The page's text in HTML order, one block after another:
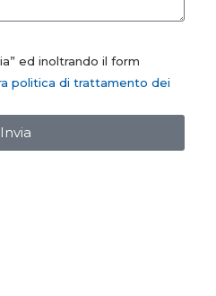
ed inoltrando il form
politica di trattamento dei
Invia